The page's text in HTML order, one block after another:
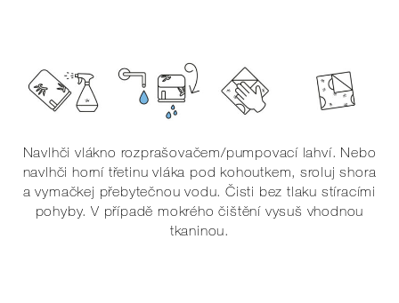
Navlhči vlákno rozprašovačem/pumpovací lahví. Nebo
navlhči horní třetinu vláka pod kohoutkem, sroluj shora
a vymačkej přebytečnou vodu. Čisti bez tlaku stíracími
pohyby. V případě mokrého čištění vysuš vhodnou
tkaninou.